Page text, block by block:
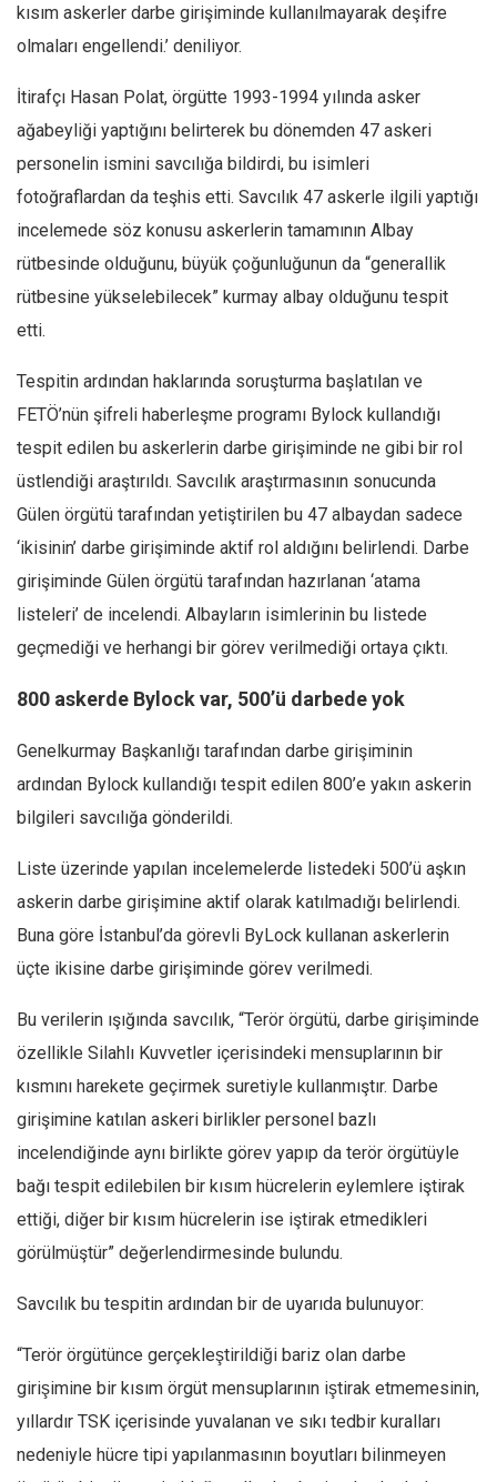
Ekonomi
Spor
Manzara
Sağlık
Gıda-Beslenme
Hayat
Türkiye
Siyaset
Dünya
Asya
Afrika
İslam Dünyası
Amerika
Düşünce
Dosyalar
kısım askerler darbe girişiminde kullanılmayarak deşifre
olmaları engellendi.’ deniliyor.
İtirafçı Hasan Polat, örgütte 1993-1994 yılında asker
ağabeyliği yaptığını belirterek bu dönemden 47 askeri
personelin ismini savcılığa bildirdi, bu isimleri
fotoğraflardan da teşhis etti. Savcılık 47 askerle ilgili yaptığı
incelemede söz konusu askerlerin tamamının Albay
rütbesinde olduğunu, büyük çoğunluğunun da “generallik
rütbesine yükselebilecek” kurmay albay olduğunu tespit
etti.
Tespitin ardından haklarında soruşturma başlatılan ve
FETÖ’nün şifreli haberleşme programı Bylock kullandığı
tespit edilen bu askerlerin darbe girişiminde ne gibi bir rol
üstlendiği araştırıldı. Savcılık araştırmasının sonucunda
Gülen örgütü tarafından yetiştirilen bu 47 albaydan sadece
‘ikisinin’ darbe girişiminde aktif rol aldığını belirlendi. Darbe
girişiminde Gülen örgütü tarafından hazırlanan ‘atama
listeleri’ de incelendi. Albayların isimlerinin bu listede
geçmediği ve herhangi bir görev verilmediği ortaya çıktı.
800 askerde Bylock var, 500’ü darbede yok
Genelkurmay Başkanlığı tarafından darbe girişiminin
ardından Bylock kullandığı tespit edilen 800’e yakın askerin
bilgileri savcılığa gönderildi.
Liste üzerinde yapılan incelemelerde listedeki 500’ü aşkın
askerin darbe girişimine aktif olarak katılmadığı belirlendi.
Buna göre İstanbul’da görevli ByLock kullanan askerlerin
üçte ikisine darbe girişiminde görev verilmedi.
Bu verilerin ışığında savcılık, “Terör örgütü, darbe girişiminde
özellikle Silahlı Kuvvetler içerisindeki mensuplarının bir
kısmını harekete geçirmek suretiyle kullanmıştır. Darbe
girişimine katılan askeri birlikler personel bazlı
incelendiğinde aynı birlikte görev yapıp da terör örgütüyle
bağı tespit edilebilen bir kısım hücrelerin eylemlere iştirak
ettiği, diğer bir kısım hücrelerin ise iştirak etmedikleri
görülmüştür” değerlendirmesinde bulundu.
Savcılık bu tespitin ardından bir de uyarıda bulunuyor:
“Terör örgütünce gerçekleştirildiği bariz olan darbe
girişimine bir kısım örgüt mensuplarının iştirak etmemesinin,
yıllardır TSK içerisinde yuvalanan ve sıkı tedbir kuralları
nedeniyle hücre tipi yapılanmasının boyutları bilinmeyen